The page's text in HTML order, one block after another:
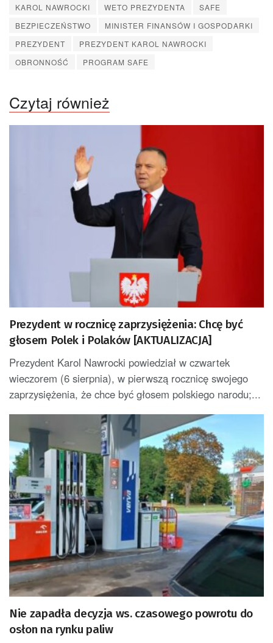
KAROL NAWROCKI
WETO PREZYDENTA
SAFE
BEZPIECZEŃSTWO
MINISTER FINANSÓW I GOSPODARKI
PREZYDENT
PREZYDENT KAROL NAWROCKI
OBRONNOŚĆ
PROGRAM SAFE
Czytaj również
Prezydent w rocznicę zaprzysiężenia: Chcę być
głosem Polek i Polaków [AKTUALIZACJA]
Prezydent Karol Nawrocki powiedział w czwartek
wieczorem (6 sierpnia), w pierwszą rocznicę swojego
zaprzysiężenia, że chce być głosem polskiego narodu;...
Nie zapadła decyzja ws. czasowego powrotu do
osłon na rynku paliw